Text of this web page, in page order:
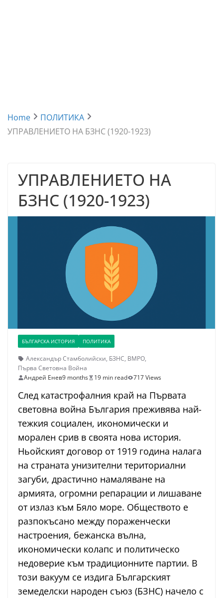
Home
ПОЛИТИКА
УПРАВЛЕНИЕТО НА БЗНС (1920-1923)
УПРАВЛЕНИЕТО НА
БЗНС (1920-1923)
БЪЛГАРСКА ИСТОРИЯ ПОЛИТИКА
Александър Стамболийски, БЗНС, ВМРО,
Първа Световна Война
Андрей Енев9 months 19 min read 717 Views
След катастрофалния край на Първата
световна война България преживява най-
тежкия социален, икономически и
морален срив в своята нова история.
Ньойският договор от 1919 година налага
на страната унизителни териториални
загуби, драстично намаляване на
армията, огромни репарации и лишаване
от излаз към Бяло море. Обществото е
разпокъсано между пораженчески
настроения, бежанска вълна,
икономически колапс и политическо
недоверие към традиционните партии. В
този вакуум се издига Българският
земеделски народен съюз (БЗНС) начело с